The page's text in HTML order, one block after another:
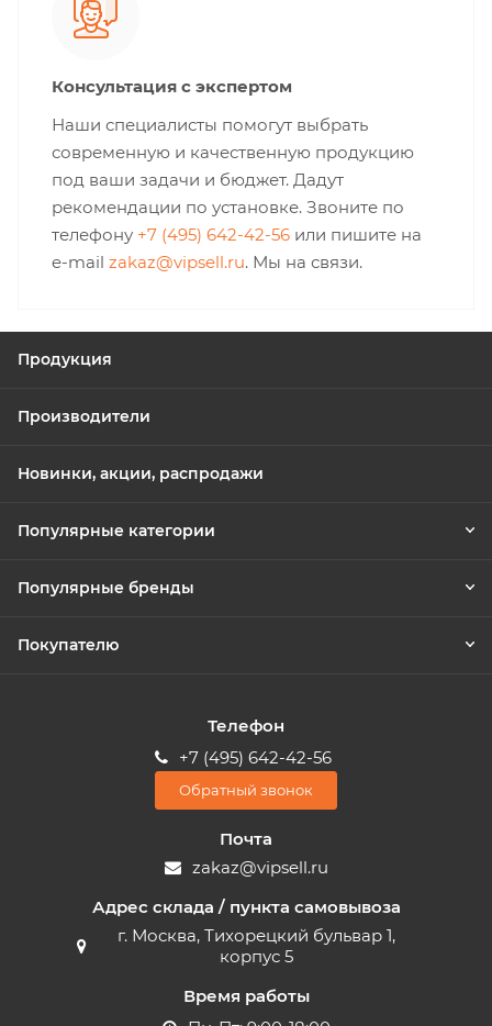
Консультация с экспертом
Наши специалисты помогут выбрать
современную и качественную продукцию
под ваши задачи и бюджет. Дадут
рекомендации по установке. Звоните по
телефону +7 (495) 642-42-56 или пишите на
e-mail zakaz@vipsell.ru. Мы на связи.
Продукция
Производители
Новинки, акции, распродажи
Популярные категории
Популярные бренды
Покупателю
Телефон
+7 (495) 642-42-56
Обратный звонок
Почта
zakaz@vipsell.ru
Адрес склада / пункта самовывоза
г. Москва, Тихорецкий бульвар 1,
корпус 5
Время работы